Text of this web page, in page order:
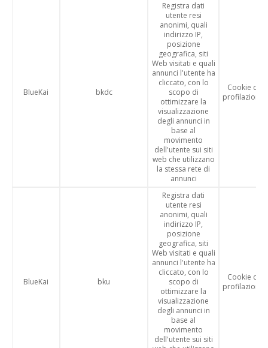
BlueKai bkdc
Registra dati
utente resi
anonimi, quali
indirizzo IP,
posizione
geografica, siti
Web visitati e quali
annunci l'utente ha
cliccato, con lo
scopo di
ottimizzare la
visualizzazione
degli annunci in
base al
movimento
dell'utente sui siti
web che utilizzano
la stessa rete di
annunci
Cookie di
profilazione
BlueKai bku
Registra dati
utente resi
anonimi, quali
indirizzo IP,
posizione
geografica, siti
Web visitati e quali
annunci l'utente ha
cliccato, con lo
scopo di
ottimizzare la
visualizzazione
degli annunci in
base al
movimento
dell'utente sui siti
Cookie di
profilazione